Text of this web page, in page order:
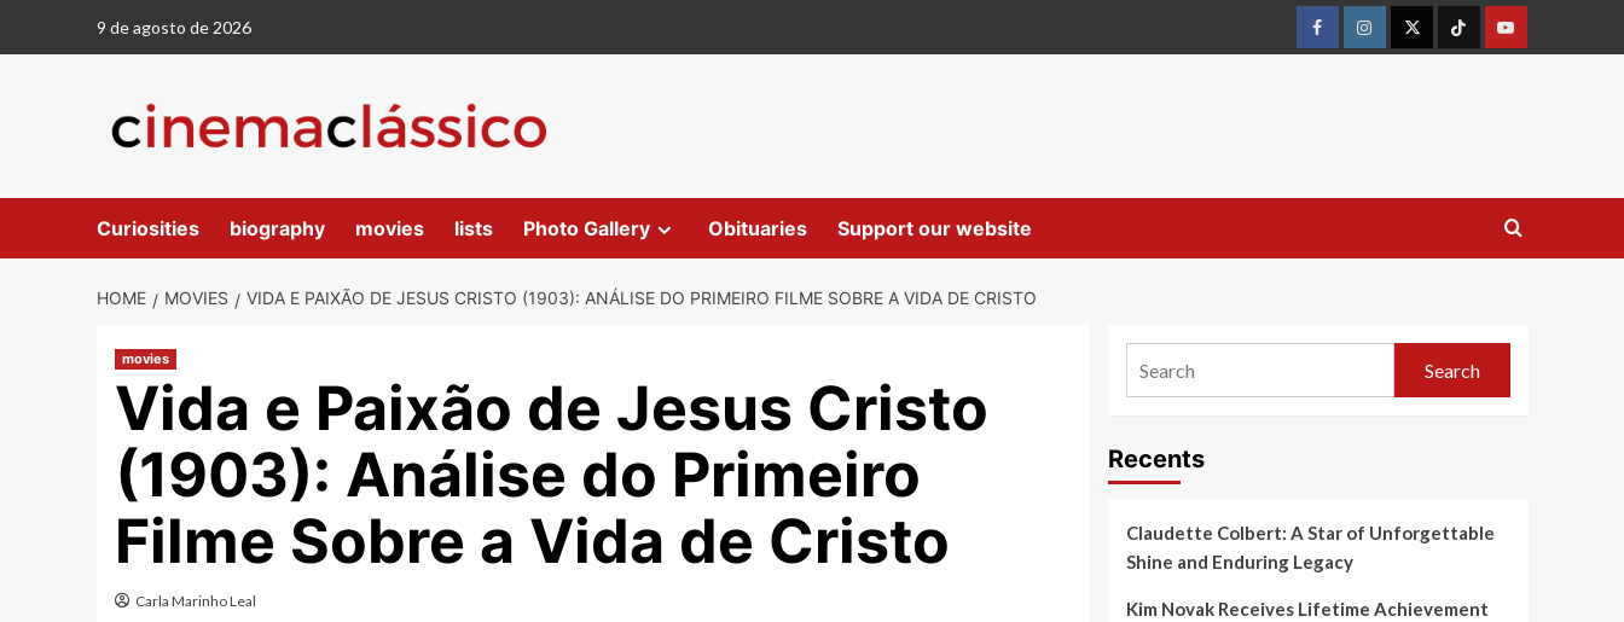
9 de agosto de 2026
Curiosities biography movies lists Photo Gallery Obituaries Support our website
HOME MOVIES VIDA E PAIXÃO DE JESUS CRISTO (1903): ANÁLISE DO PRIMEIRO FILME SOBRE A VIDA DE CRISTO
movies
Vida e Paixão de Jesus Cristo
(1903): Análise do Primeiro
Filme Sobre a Vida de Cristo
Carla Marinho Leal
Search
Recents
Claudette Colbert: A Star of Unforgettable
Shine and Enduring Legacy
Kim Novak Receives Lifetime Achievement